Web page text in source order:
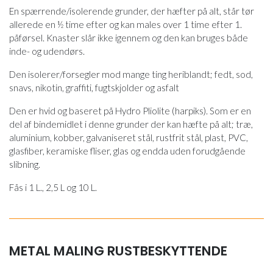
En spærrende/isolerende grunder, der hæfter på alt, står tør
allerede en ½ time efter og kan males over 1 time efter 1.
påførsel. Knaster slår ikke igennem og den kan bruges både
inde- og udendørs.
Den isolerer/forsegler mod mange ting heriblandt; fedt, sod,
snavs, nikotin, graffiti, fugtskjolder og asfalt
Den er hvid og baseret på Hydro Pliolite (harpiks). Som er en
del af bindemidlet i denne grunder der kan hæfte på alt; træ,
aluminium, kobber, galvaniseret stål, rustfrit stål, plast, PVC,
glasfiber, keramiske fliser, glas og endda uden forudgående
slibning.
Fås i 1 L., 2,5 L og 10 L.
METAL MALING RUSTBESKYTTENDE